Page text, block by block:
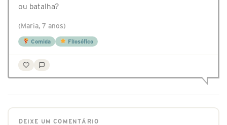
ou batalha?
(Maria, 7 anos)
Comida Filosófico
DEIXE UM COMENTÁRIO